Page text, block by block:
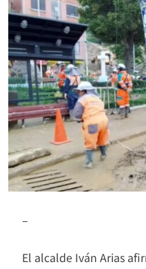
–
El alcalde Iván Arias